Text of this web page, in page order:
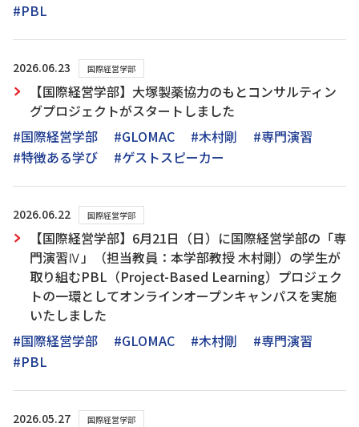
#PBL
2026.06.23 国際経営学部
【国際経営学部】大塚製薬協力のもとコンサルティン
グプロジェクトがスタートしました
#国際経営学部
#GLOMAC #木村剛
#専門演習
#特徴ある学び
#ゲストスピーカー
2026.06.22 国際経営学部
【国際経営学部】6月21日（日）に国際経営学部の「専
門演習Ⅳ」（担当教員：本学部教授 木村剛）の学生が
取り組むPBL（Project-Based Learning）プロジェク
トの一環としてオンラインオープンキャンパスを実施
いたしました
#国際経営学部
#GLOMAC #木村剛
#専門演習
#PBL
2026.05.27 国際経営学部